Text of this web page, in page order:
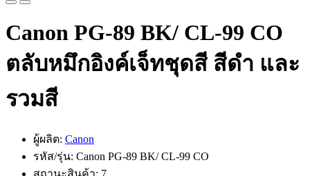
Canon PG-89 BK/ CL-99 CO
ตลับหมึกอิงค์เจ็ทชุดสี สีดำ และ
รวมสี
ผู้ผลิต: Canon
รหัส/รุ่น: Canon PG-89 BK/ CL-99 CO
สถานะสินค้า: 7